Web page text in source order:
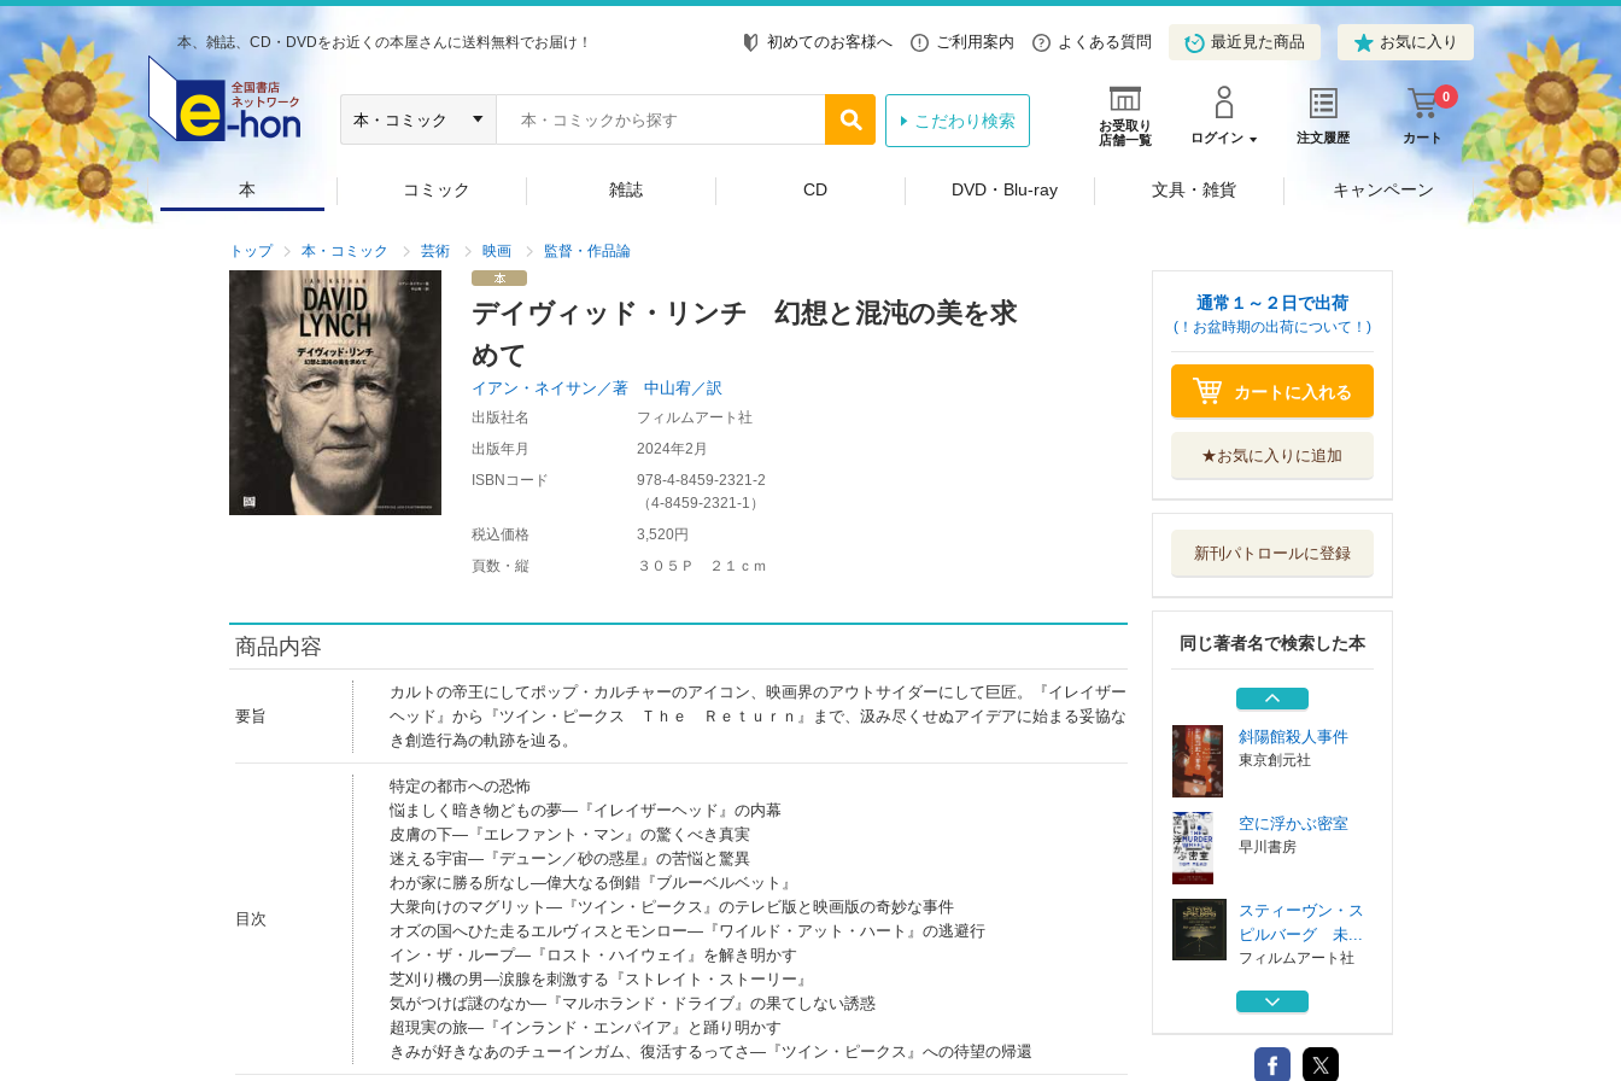
本、雑誌、CD・DVDをお近くの本屋さんに送料無料でお届け！ 初めてのお客様へ ご利用案内 よくある質問 最近見た商品 お気に入り
お受取り
店舗一覧
ログイン 注文履歴 カート
0
こだわり検索
本 コミック 雑誌 CD DVD・Blu-ray 文具・雑貨 キャンペーン
トップ 本・コミック 芸術 映画 監督・作品論
デイヴィッド・リンチ 幻想と混沌の美を求
めて
イアン・ネイサン／著 中山宥／訳
出版社名
フィルムアート社
出版年月
2024年2月
ISBNコード
978-4-8459-2321-2
（4-8459-2321-1 ）
税込価格
3,520円
頁数・縦
３０５Ｐ ２１ｃｍ
商品内容
要旨
カルトの帝王にしてポップ・カルチャーのアイコン、映画界のアウトサイダーにして巨匠。『イレイザー
ヘッド』から『ツイン・ピークス Ｔｈｅ Ｒｅｔｕｒｎ』まで、汲み尽くせぬアイデアに始まる妥協な
き創造行為の軌跡を辿る。
目次
特定の都市への恐怖
悩ましく暗き物どもの夢―『イレイザーヘッド』の内幕
皮膚の下―『エレファント・マン』の驚くべき真実
迷える宇宙―『デューン／砂の惑星』の苦悩と驚異
わが家に勝る所なし―偉大なる倒錯『ブルーベルベット』
大衆向けのマグリット―『ツイン・ピークス』のテレビ版と映画版の奇妙な事件
オズの国へひた走るエルヴィスとモンロー―『ワイルド・アット・ハート』の逃避行
イン・ザ・ループ―『ロスト・ハイウェイ』を解き明かす
芝刈り機の男―涙腺を刺激する『ストレイト・ストーリー』
気がつけば謎のなか―『マルホランド・ドライブ』の果てしない誘惑
超現実の旅―『インランド・エンパイア』と踊り明かす
きみが好きなあのチューインガム、復活するってさ―『ツイン・ピークス』への待望の帰還
通常１～２日で出荷
(！お盆時期の出荷について！)
カートに入れる
★お気に入りに追加
新刊パトロールに登録
同じ著者名で検索した本
スティーヴン・ス
ピルバーグ 未...
リドリー・スコッ
東京ニュース通...
イーサリアム創世
記
筑摩書房
斜陽館殺人事件
東京創元社
空に浮かぶ密室
早川書房
スティーヴン・ス
ピルバーグ 未...
フィルムアート社
リドリー・スコッ
東京ニュース通...